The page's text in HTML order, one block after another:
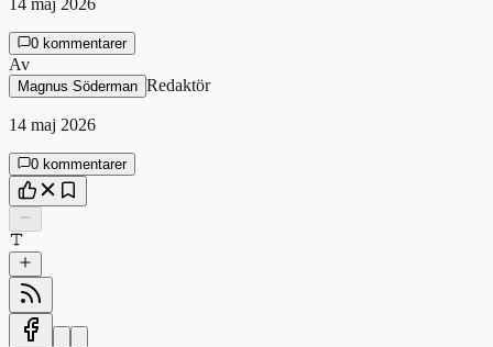
0 kommentarer
Av
Magnus Söderman Redaktör
14 maj 2026
0 kommentarer